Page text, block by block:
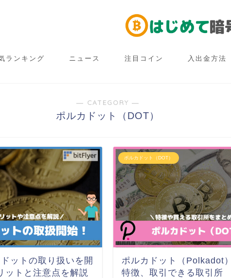
ランキング ニュース 注目コイン 入出金方法
― CATEGORY ―
ポルカドット（DOT）
ットの取り扱いを開
ットと注意点を解説
ポルカドット（DOT）
ポルカドット（Polkadot
特徴、取引できる取引所